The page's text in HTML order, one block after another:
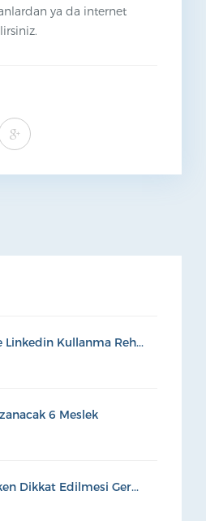
ya da internet
Linkedin Kullanma Reh...
6 Meslek
Dikkat Edilmesi Ger...